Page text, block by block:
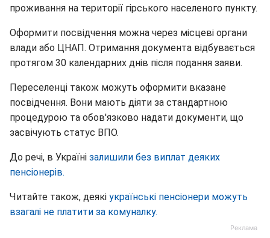
проживання на території гірського населеного пункту.
Оформити посвідчення можна через місцеві органи
влади або ЦНАП. Отримання документа відбувається
протягом 30 календарних днів після подання заяви.
Переселенці також можуть оформити вказане
посвідчення. Вони мають діяти за стандартною
процедурою та обов'язково надати документи, що
засвічують статус ВПО.
До речі, в Україні залишили без виплат деяких
пенсіонерів.
Читайте також, деякі українські пенсіонери можуть
взагалі не платити за комуналку.